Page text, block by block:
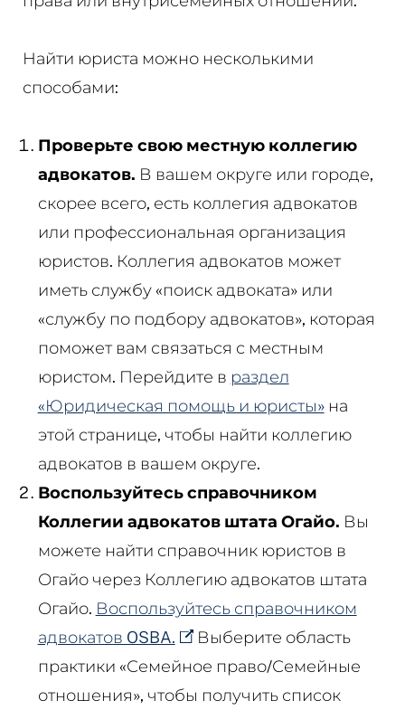
Найти юриста можно несколькими
способами:
Проверьте свою местную коллегию
адвокатов. В вашем округе или городе,
скорее всего, есть коллегия адвокатов
или профессиональная организация
юристов. Коллегия адвокатов может
иметь службу «поиск адвоката» или
«службу по подбору адвокатов», которая
поможет вам связаться с местным
юристом. Перейдите в раздел
«Юридическая помощь и юристы»на
этой странице, чтобы найти коллегию
адвокатов в вашем округе.
Воспользуйтесь справочником
Коллегии адвокатов штата Огайо. Вы
можете найти справочник юристов в
Огайо через Коллегию адвокатов штата
Огайо. Воспользуйтесь справочником
адвокатов OSBA.
Выберите область
практики «Семейное право/Семейные
отношения», чтобы получить список